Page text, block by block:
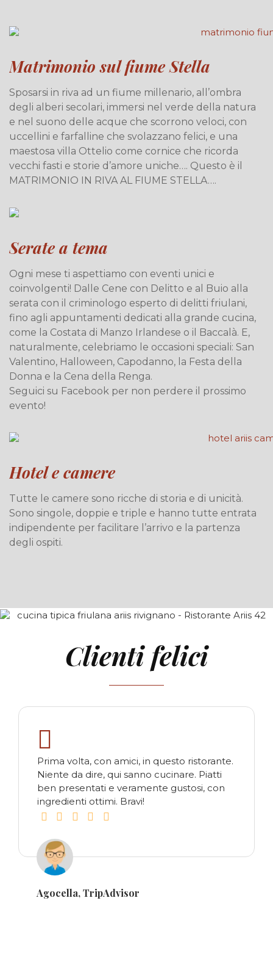
Matrimonio sul fiume Stella
Sposarsi in riva ad un fiume millenario, all’ombra
degli alberi secolari, immersi nel verde della natura
e nel suono delle acque che scorrono veloci, con
uccellini e farfalline che svolazzano felici, e una
maestosa villa Ottelio come cornice che ricorda
vecchi fasti e storie d’amore uniche…. Questo è il
MATRIMONIO IN RIVA AL FIUME STELLA….
Serate a tema
Ogni mese ti aspettiamo con eventi unici e
coinvolgenti! Dalle Cene con Delitto e al Buio alla
serata con il criminologo esperto di delitti friulani,
fino agli appuntamenti dedicati alla grande cucina,
come la Costata di Manzo Irlandese o il Baccalà. E,
naturalmente, celebriamo le occasioni speciali: San
Valentino, Halloween, Capodanno, la Festa della
Donna e la Cena della Renga.
Seguici su Facebook per non perdere il prossimo
evento!
Hotel e camere
Tutte le camere sono ricche di storia e di unicità.
Sono singole, doppie e triple e hanno tutte entrata
indipendente per facilitare l’arrivo e la partenza
degli ospiti.
Clienti felici
Prima volta, con amici, in questo ristorante.
Niente da dire, qui sanno cucinare. Piatti
ben presentati e veramente gustosi, con
ingredienti ottimi. Bravi!
Agocella, TripAdvisor